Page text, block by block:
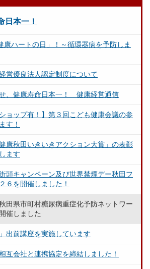
日本一！
康ハートの日」！～循環器病を予防しま
営優良法人認定制度について
、健康寿命日本一！ 健康経営通信
ョップ有！】第３回こども健康会議の参
す！
康秋田いきいきアクション大賞」の表彰
ます
頭キャンペーン及び世界禁煙デー秋田フ
６を開催しました！
田県市町村糖尿病重症化予防ネットワー
催しました
出前講座を実施しています
互会社と連携協定を締結しました！